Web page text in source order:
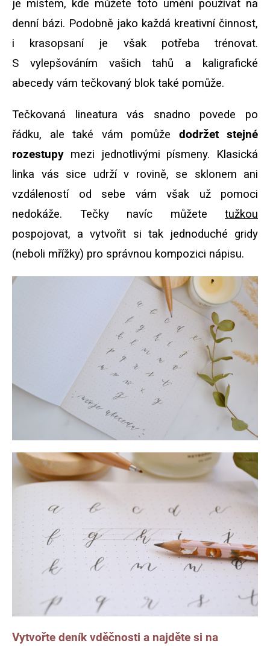
je místem, kde můžete toto umění používat na
denní bázi. Podobně jako každá kreativní činnost,
i krasopsaní je však potřeba trénovat.
S vylepšováním vašich tahů a kaligrafické
abecedy vám tečkovaný blok také pomůže.
Tečkovaná lineatura vás snadno povede po
řádku, ale také vám pomůže dodržet stejné
rozestupy mezi jednotlivými písmeny. Klasická
linka vás sice udrží v rovině, se sklonem ani
vzdáleností od sebe vám však už pomoci
nedokáže. Tečky navíc můžete tužkou
pospojovat, a vytvořit si tak jednoduché gridy
(neboli mřížky) pro správnou kompozici nápisu.
Vytvořte deník vděčnosti a najděte si na